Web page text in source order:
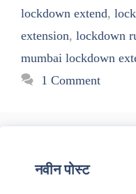
lockdown extend,
extension, lockdown
mumbai lockdown
1 Comment
नवीन पोस्ट